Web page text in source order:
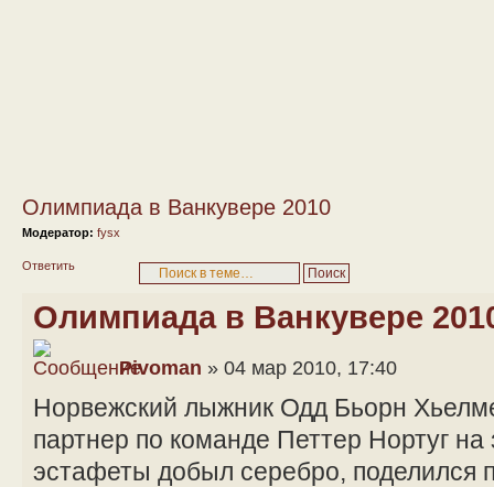
Олимпиада в Ванкувере 2010
Модератор: fysx
Ответить
Олимпиада в Ванкувере
Pivoman » 04 мар 2010, 17:40
Норвежский лыжник Одд Бьорн
партнер по команде Петтер Нортуг
эстафеты добыл серебро, поделился